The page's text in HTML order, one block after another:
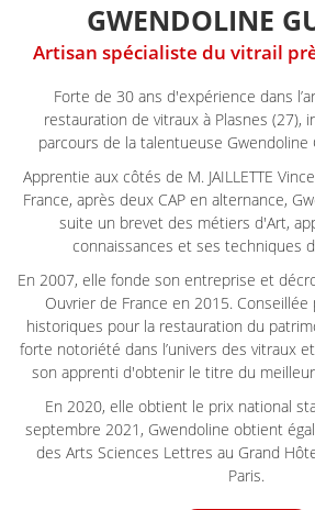
GWENDOLINE
Artisan spécialiste du vitrail
Forte de 30 ans d'expérience dans
restauration de vitraux à Plasnes (27),
parcours de la talentueuse Gwendoline
Apprentie aux côtés de M. JAILLETTE
France, après deux CAP en alternance,
suite un brevet des métiers d'Art,
connaissances et ses techniques
En 2007, elle fonde son entreprise et
Ouvrier de France en 2015.
historiques pour la restauration du
forte notoriété dans l’univers des vitraux
son apprenti d'obtenir le titre du
En 2020, elle obtient le prix national
septembre 2021, Gwendoline obtient
des Arts Sciences Lettres au Grand
Paris.